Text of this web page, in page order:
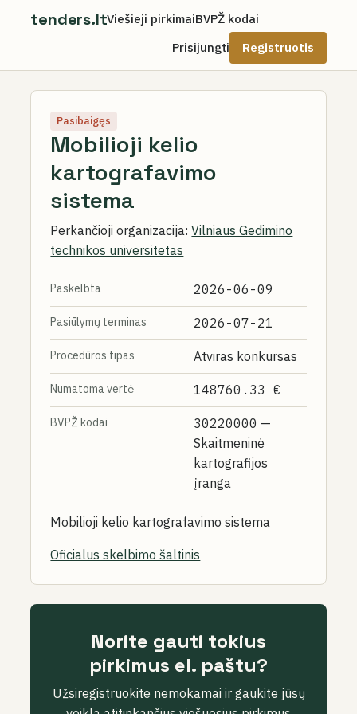
tenders.ltViešieji pirkimaiBVPŽ kodai
Prisijungti
Registruotis
Pasibaigęs
Mobilioji kelio
kartografavimo
sistema
Perkančioji organizacija:Vilniaus Gedimino
technikos universitetas
Paskelbta 2026-06-09
Pasiūlymų terminas 2026-07-21
Procedūros tipas Atviras konkursas
Numatoma vertė 148760.33 €
BVPŽ kodai 30220000 —
Skaitmeninė
kartografijos
įranga
Mobilioji kelio kartografavimo sistema
Oficialus skelbimo šaltinis
Norite gauti tokius
pirkimus el. paštu?
Užsiregistruokite nemokamai ir gaukite jūsų